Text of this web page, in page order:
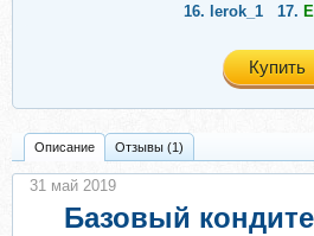
16. lerok_1 17.
Купить
Описание Отзывы (1)
Базовый
31 май 2019